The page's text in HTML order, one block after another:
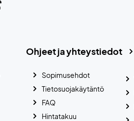
Ohjeet ja yhteystiedot
Sopimusehdot
Tietosuojakäytäntö
FAQ
Hintatakuu